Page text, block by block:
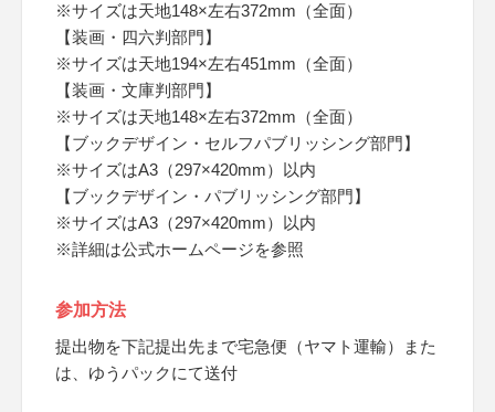
※サイズは天地148×左右372mm（全面）
【装画・四六判部門】
※サイズは天地194×左右451mm（全面）
【装画・文庫判部門】
※サイズは天地148×左右372mm（全面）
【ブックデザイン・セルフパブリッシング部門】
※サイズはA3（297×420mm）以内
【ブックデザイン・パブリッシング部門】
※サイズはA3（297×420mm）以内
※詳細は公式ホームページを参照
参加方法
提出物を下記提出先まで宅急便（ヤマト運輸）また
は、ゆうパックにて送付